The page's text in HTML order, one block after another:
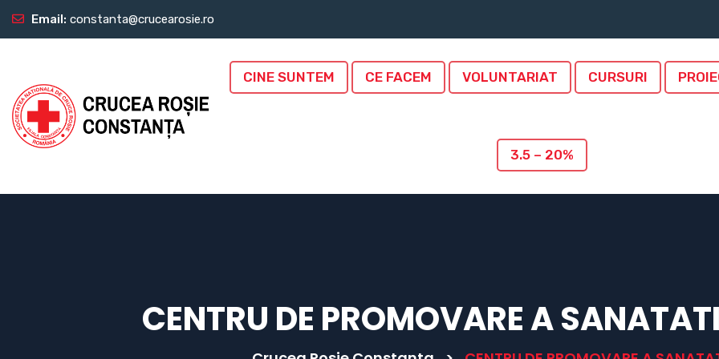
Email: constanta@crucearosie.ro
CINE SUNTEM CE FACEM VOLUNTARIAT CURSURI
3.5 – 20%
CENTRU DE PROMOVARE A